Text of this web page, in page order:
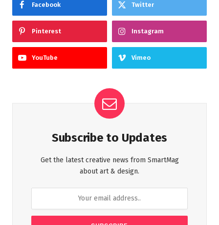
Facebook Twitter
Pinterest Instagram
YouTube Vimeo
Subscribe to Updates
Get the latest creative news from SmartMag
about art & design.